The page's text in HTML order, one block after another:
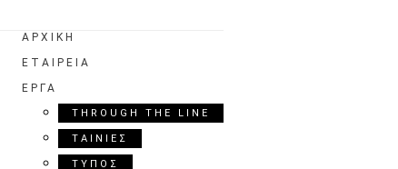
ΑΡΧΙΚΗ
ΕΤΑΙΡΕΙΑ
ΕΡΓΑ
THROUGH THE LINE
ΤΑΙΝΙΕΣ
ΤΥΠΟΣ